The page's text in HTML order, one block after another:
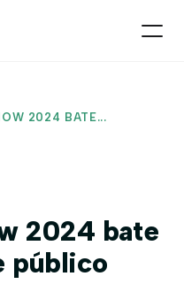
2024 BATE...
2024 bate
público